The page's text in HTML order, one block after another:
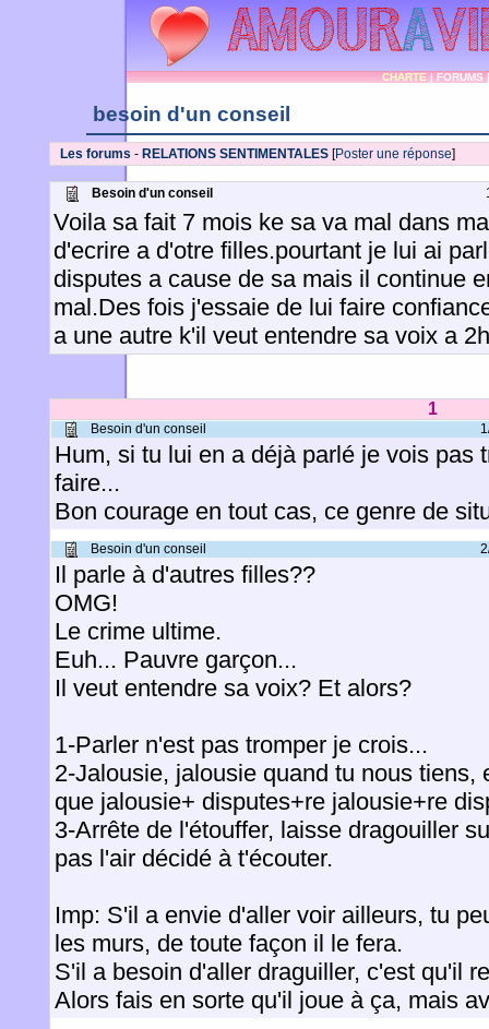
CHARTE|FORUMS
besoin d'un conseil
Les forums - RELATIONS SENTIMENTALES [Poster une réponse]
Besoin d'un conseil
Voila sa fait 7 mois ke sa va mal dans
d'ecrire a d'otre filles.pourtant je lui ai
disputes a cause de sa mais il continue
mal.Des fois j'essaie de lui faire
a une autre k'il veut entendre sa voix a
1
Besoin d'un conseil
Hum, si tu lui en a déjà parlé je vois pas
faire...
Bon courage en tout cas, ce genre de
Besoin d'un conseil
Il parle à d'autres filles??
OMG!
Le crime ultime.
Euh... Pauvre garçon...
Il veut entendre sa voix? Et alors?
1-Parler n'est pas tromper je crois...
2-Jalousie, jalousie quand tu nous tiens,
que jalousie+ disputes+re jalousie+re
3-Arrête de l'étouffer, laisse dragouiller
pas l'air décidé à t'écouter.
Imp: S'il a envie d'aller voir ailleurs, tu
les murs, de toute façon il le fera.
S'il a besoin d'aller draguiller, c'est qu'il
Alors fais en sorte qu'il joue à ça, mais